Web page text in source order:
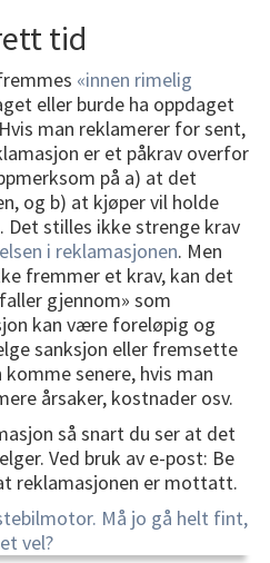
tid
«innen rimelig
eller burde ha oppdaget
man reklamerer for sent,
er et påkrav overfor
på a) at det
og b) at kjøper vil holde
Det stilles ikke strenge krav
i reklamasjonen. Men
fremmer et krav, kan det
gjennom» som
kan være foreløpig og
sanksjon eller fremsette
senere, hvis man
årsaker, kostnader osv.
så snart du ser at det
Ved bruk av e-post: Be
reklamasjonen er mottatt.